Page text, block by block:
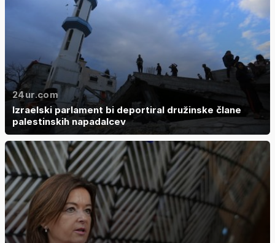
24ur.com
Izraelski parlament bi deportiral družinske člane
palestinskih napadalcev